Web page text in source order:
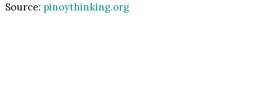
Source: pinoythinking.org